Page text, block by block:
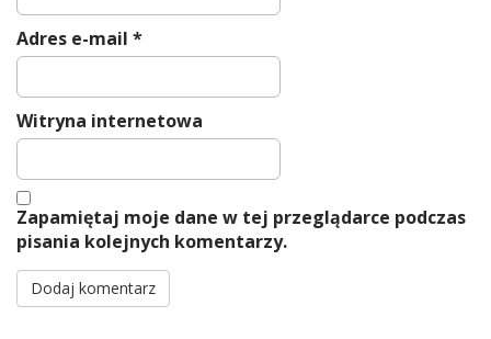
Adres e-mail *
Witryna internetowa
Zapamiętaj moje dane w tej przeglądarce podczas
pisania kolejnych komentarzy.